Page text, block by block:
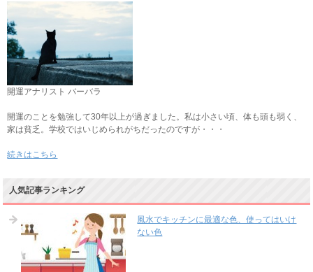
開運アナリスト バーバラ
開運のことを勉強して30年以上が過ぎました。私は小さい頃、体も頭も弱く、
家は貧乏。学校ではいじめられがちだったのですが・・・
続きはこちら
人気記事ランキング
風水でキッチンに最適な色、使ってはいけ
ない色